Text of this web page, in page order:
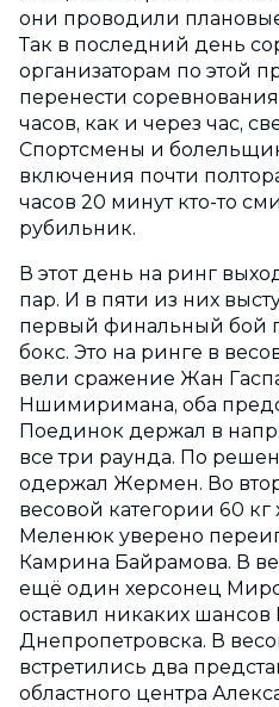
они проводили
Так в последний день
организаторам по этой
перенести
часов, как и через час,
Спортсмены и
включения почти
часов 20 минут кто-то
рубильник.
В этот день на ринг
пар. И в пяти из них
первый финальный бой
бокс. Это на ринге в
вели сражение Жан
Ншимиримана, оба
Поединок держал в
все три раунда. По
одержал Жермен. Во
весовой категории 60
Меленюк уверено
Камрина Байрамова. В
ещё один херсонец
оставил никаких шансов
Днепропетровска. В
встретились два
областного центра